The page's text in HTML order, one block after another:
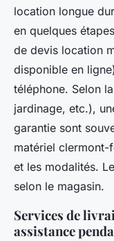
location longue
en quelques
de devis location
disponible en
téléphone. Selon
jardinage, etc.),
garantie sont
matériel
et les modalités.
selon le magasin.
Services de
assistance